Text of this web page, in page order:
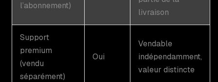
l’abonnement)
livraison
Support
premium
(vendu
séparément)
Oui
Vendable
indépendamment,
valeur distincte